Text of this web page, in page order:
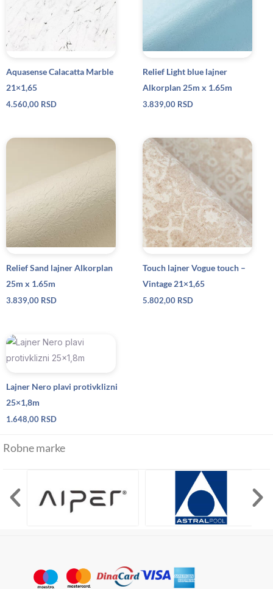
Aquasense Calacatta Marble
21×1,65
4.560,00 RSD
Relief Light blue lajner
Alkorplan 25m x 1.65m
3.839,00 RSD
Relief Sand lajner Alkorplan
25m x 1.65m
3.839,00 RSD
Touch lajner Vogue touch –
Vintage 21×1,65
5.802,00 RSD
Lajner Nero plavi protivklizni
25×1,8m
1.648,00 RSD
Robne marke